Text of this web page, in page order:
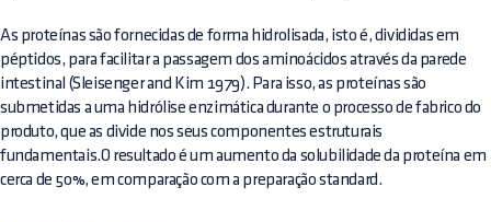
As proteínas são fornecidas de forma hidrolisada, isto é, divididas em
péptidos, para facilitar a passagem dos aminoácidos através da parede
intestinal (Sleisenger and Kim 1979). Para isso, as proteínas são
submetidas a uma hidrólise enzimática durante o processo de fabrico do
produto, que as divide nos seus componentes estruturais
fundamentais.O resultado é um aumento da solubilidade da proteína em
cerca de 50%, em comparação com a preparação standard.